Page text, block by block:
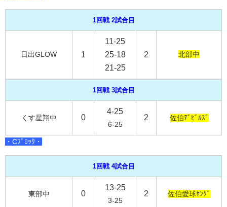
1回戦 2試合目
日出GLOW 1
11-25
25-18
21-25
2 北部中
1回戦 3試合目
くす星翔中 0
4-25
6-25
2 佐伯ﾃﾞﾋﾞﾙｽﾞ
・Cﾌﾞﾛｯｸ・
1回戦 4試合目
東部中 0
13-25
3-25
2 佐伯愛球ﾔﾝｸﾞ